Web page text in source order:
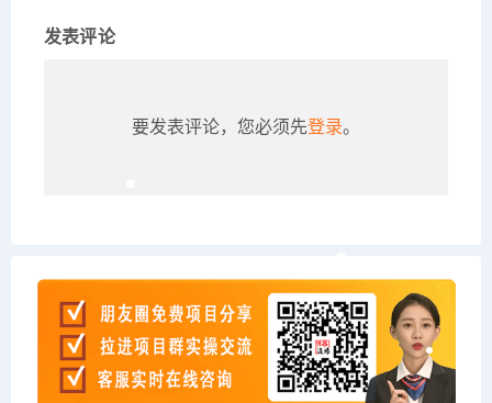
发表评论
要发表评论，您必须先登录。